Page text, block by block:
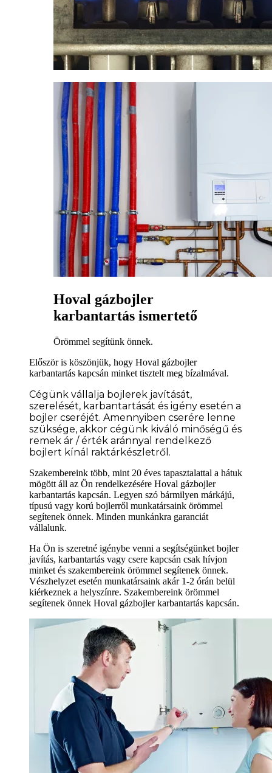
Hoval gázbojler
karbantartás ismertető
Örömmel segítünk önnek.
Először is köszönjük, hogy Hoval gázbojler
karbantartás kapcsán minket tisztelt meg bízalmával.
Cégünk vállalja bojlerek javítását,
szerelését, karbantartását és igény esetén a
bojler cseréjét. Amennyiben cserére lenne
szüksége, akkor cégünk kiváló minőségű és
remek ár / érték aránnyal rendelkező
bojlert kínál raktárkészletről.
Szakembereink több, mint 20 éves tapasztalattal a hátuk
mögött áll az Ön rendelkezésére Hoval gázbojler
karbantartás kapcsán. Legyen szó bármilyen márkájú,
típusú vagy korú bojlerről munkatársaink örömmel
segítenek önnek. Minden munkánkra garanciát
vállalunk.
Ha Ön is szeretné igénybe venni a segítségünket bojler
javítás, karbantartás vagy csere kapcsán csak hívjon
minket és szakembereink örömmel segítenek önnek.
Vészhelyzet esetén munkatársaink akár 1-2 órán belül
kiérkeznek a helyszínre. Szakembereink örömmel
segítenek önnek Hoval gázbojler karbantartás kapcsán.